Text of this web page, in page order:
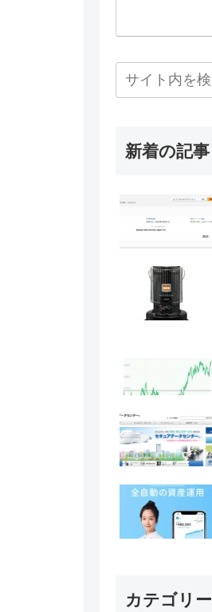
新着の記事
カテゴリー